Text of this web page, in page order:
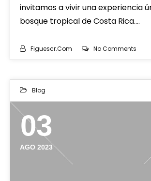
invitamos a vivir una experiencia
bosque tropical de Costa Rica.…
Figuescr.com No Comments
Blog
03
AGO 2023